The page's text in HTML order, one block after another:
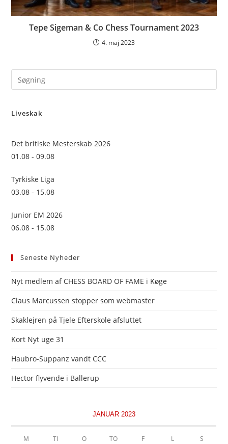
Tepe Sigeman & Co Chess Tournament 2023
4. maj 2023
Liveskak
Det britiske Mesterskab 2026
01.08 - 09.08
Tyrkiske Liga
03.08 - 15.08
Junior EM 2026
06.08 - 15.08
Seneste Nyheder
Nyt medlem af CHESS BOARD OF FAME i Køge
Claus Marcussen stopper som webmaster
Skaklejren på Tjele Efterskole afsluttet
Kort Nyt uge 31
Haubro-Suppanz vandt CCC
Hector flyvende i Ballerup
JANUAR 2023
M TI O TO F L S